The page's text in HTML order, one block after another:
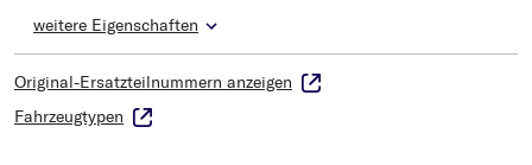
weitere Eigenschaften
Original-Ersatzteilnummern anzeigen
Fahrzeugtypen